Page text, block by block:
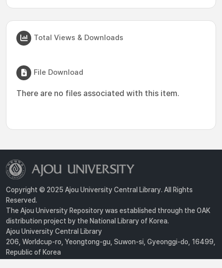
Total Views & Downloads
File Download
There are no files associated with this item.
Copyright © 2025 Ajou University Central Library. All Rights
Reserved.
The Ajou University Repository was established through the OAK
distribution project by the National Library of Korea.
Ajou University Central Library
206, Worldcup-ro, Yeongtong-gu, Suwon-si, Gyeonggi-do, 16499,
Republic of Korea